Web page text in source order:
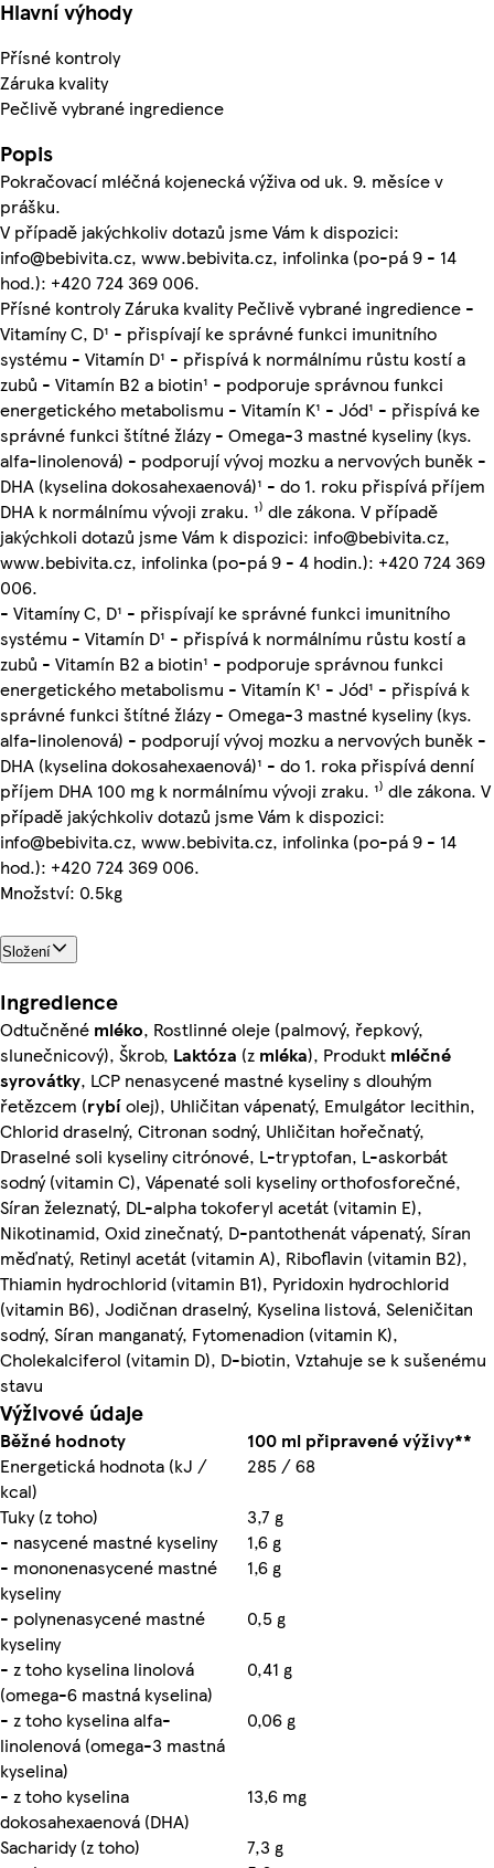
Hlavní výhody
Přísné kontroly
Záruka kvality
Pečlivě vybrané ingredience
Popis
Pokračovací mléčná kojenecká výživa od uk. 9. měsíce v
prášku.
V případě jakýchkoliv dotazů jsme Vám k dispozici:
info@bebivita.cz, www.bebivita.cz, infolinka (po-pá 9 - 14
hod.): +420 724 369 006.
Přísné kontroly Záruka kvality Pečlivě vybrané ingredience -
Vitamíny C, D¹ - přispívají ke správné funkci imunitního
systému - Vitamín D¹ - přispívá k normálnímu růstu kostí a
zubů - Vitamín B2 a biotin¹ - podporuje správnou funkci
energetického metabolismu - Vitamín K¹ - Jód¹ - přispívá ke
správné funkci štítné žlázy - Omega-3 mastné kyseliny (kys.
alfa-linolenová) - podporují vývoj mozku a nervových buněk -
DHA (kyselina dokosahexaenová)¹ - do 1. roku přispívá příjem
DHA k normálnímu vývoji zraku. ¹⁾ dle zákona. V případě
jakýchkoli dotazů jsme Vám k dispozici: info@bebivita.cz,
www.bebivita.cz, infolinka (po-pá 9 - 4 hodin.): +420 724 369
006.
- Vitamíny C, D¹ - přispívají ke správné funkci imunitního
systému - Vitamín D¹ - přispívá k normálnímu růstu kostí a
zubů - Vitamín B2 a biotin¹ - podporuje správnou funkci
energetického metabolismu - Vitamín K¹ - Jód¹ - přispívá k
správné funkci štítné žlázy - Omega-3 mastné kyseliny (kys.
alfa-linolenová) - podporují vývoj mozku a nervových buněk -
DHA (kyselina dokosahexaenová)¹ - do 1. roka přispívá denní
příjem DHA 100 mg k normálnímu vývoji zraku. ¹⁾ dle zákona. V
případě jakýchkoliv dotazů jsme Vám k dispozici:
info@bebivita.cz, www.bebivita.cz, infolinka (po-pá 9 - 14
hod.): +420 724 369 006.
Množství: 0.5kg
Složení
Ingredience
Odtučněné mléko, Rostlinné oleje (palmový, řepkový,
slunečnicový), Škrob, Laktóza (z mléka), Produkt mléčné
syrovátky, LCP nenasycené mastné kyseliny s dlouhým
řetězcem (rybíolej), Uhličitan vápenatý, Emulgátor lecithin,
Chlorid draselný, Citronan sodný, Uhličitan hořečnatý,
Draselné soli kyseliny citrónové, L-tryptofan, L-askorbát
sodný (vitamin C), Vápenaté soli kyseliny orthofosforečné,
Síran železnatý, DL-alpha tokoferyl acetát (vitamin E),
Nikotinamid, Oxid zinečnatý, D-pantothenát vápenatý, Síran
měďnatý, Retinyl acetát (vitamin A), Riboflavin (vitamin B2),
Thiamin hydrochlorid (vitamin B1), Pyridoxin hydrochlorid
(vitamin B6), Jodičnan draselný, Kyselina listová, Seleničitan
sodný, Síran manganatý, Fytomenadion (vitamin K),
Cholekalciferol (vitamin D), D-biotin, Vztahuje se k sušenému
stavu
Výživové údaje
Běžné hodnoty
100 ml připravené výživy**
Energetická hodnota (kJ /
kcal)
285 / 68
Tuky (z toho)
3,7 g
- nasycené mastné kyseliny
1,6 g
- mononenasycené mastné
kyseliny
1,6 g
- polynenasycené mastné
kyseliny
0,5 g
- z toho kyselina linolová
(omega-6 mastná kyselina)
0,41 g
- z toho kyselina alfa-
linolenová (omega-3 mastná
kyselina)
0,06 g
- z toho kyselina
dokosahexaenová (DHA)
13,6 mg
Sacharidy (z toho)
7,3 g